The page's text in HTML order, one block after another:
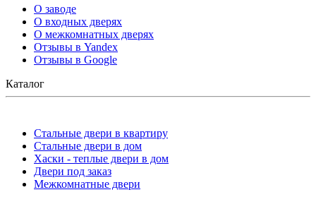
О заводе
О входных дверях
О межкомнатных дверях
Отзывы в Yandex
Отзывы в Google
Каталог
Стальные двери в квартиру
Стальные двери в дом
Хаски - теплые двери в дом
Двери под заказ
Межкомнатные двери